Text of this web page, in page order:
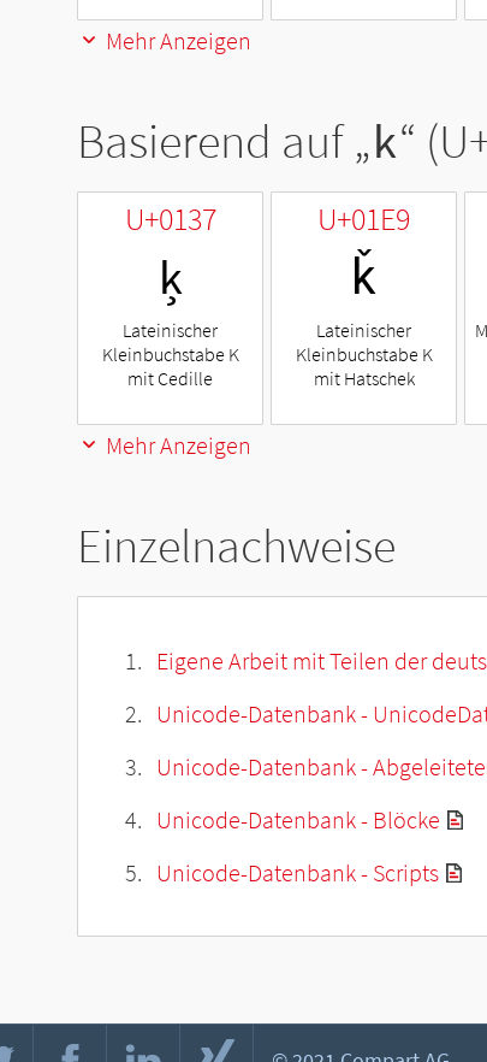
Mehr Anzeigen
Basierend auf „k“
U+0137
ķ
Lateinischer
Kleinbuchstabe K
mit Cedille
U+01E9
ǩ
Lateinischer
Kleinbuchstabe K
mit Hatschek
Mehr Anzeigen
Einzelnachweise
Eigene Arbeit mit Teilen der
Unicode-Datenbank -
Unicode-Datenbank -
Unicode-Datenbank - Blöcke
Unicode-Datenbank - Scripts